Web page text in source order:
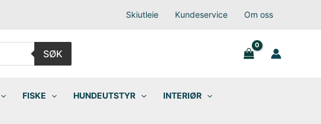
Skiutleie Kundeservice Om oss
SØK
FISKE HUNDEUTSTYR INTERIØR